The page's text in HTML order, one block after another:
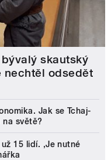
skautský
nechtěl odsedět
Jak se Tchaj-
světě?
15 lidí. ‚Je nutné